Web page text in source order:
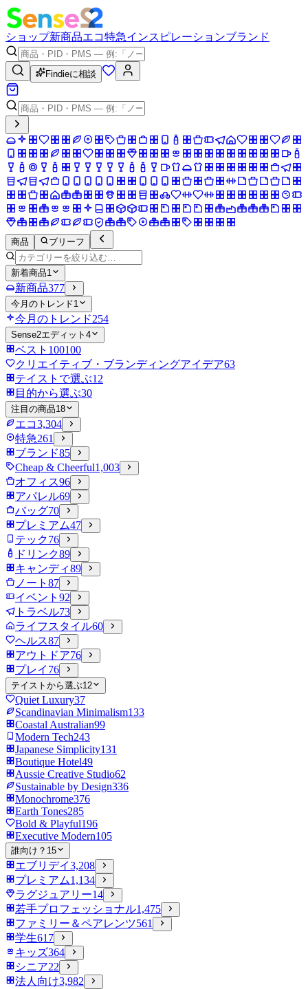
ショップ新商品エコ特急インスピレーションブランド
Findieに相談
商品 ブリーフ
新着商品1
新商品377
今月のトレンド1
今月のトレンド254
Sense2エディット 4
ベスト100100
クリエイティブ・ブランディングアイデア63
テイストで選ぶ12
目的から選ぶ30
注目の商品18
エコ3,304
特急261
ブランド85
Cheap & Cheerful1,003
オフィス96
アパレル69
バッグ70
プレミアム47
テック76
ドリンク89
キャンディ89
ノート 87
イベント 92
トラベル73
ライフスタイル60
ヘルス87
アウトドア76
プレイ 76
テイストから選ぶ12
Quiet Luxury37
Scandinavian Minimalism133
Coastal Australian99
Modern Tech243
Japanese Simplicity131
Boutique Hotel49
Aussie Creative Studio62
Sustainable by Design336
Monochrome376
Earth Tones285
Bold & Playful196
Executive Modern105
誰向け？ 15
エブリデイ3,208
プレミアム1,134
ラグジュアリー14
若手プロフェッショナル1,475
ファミリー＆ペアレンツ561
学生617
キッズ364
シニア22
法人向け3,982